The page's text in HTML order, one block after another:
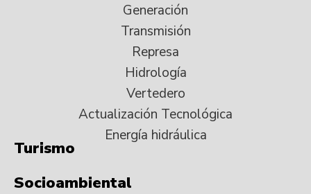
Generación
Transmisión
Represa
Hidrología
Vertedero
Actualización Tecnológica
Energía hidráulica
Turismo
Socioambiental